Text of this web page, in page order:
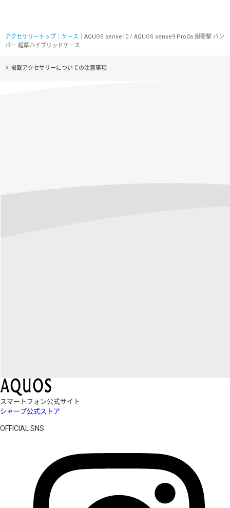
アクセサリートップ ケース ｜AQUOS sense10 / AQUOS sense9 ProCa 耐衝撃 バン
パー 超厚ハイブリッドケース
掲載アクセサリーについての注意事項
スマートフォン公式サイト
シャープ公式ストア
OFFICIAL SNS